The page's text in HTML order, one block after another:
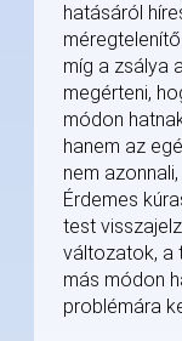
hatásáról
míg a zsálya
megérteni,
módon
hanem az
nem
Érdemes
test
változatok, a
más módon
problémára